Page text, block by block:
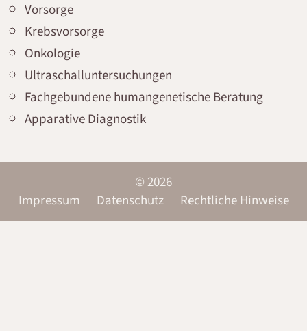
Vorsorge
Krebsvorsorge
Onkologie
Ultraschalluntersuchungen
Fachgebundene humangenetische Beratung
Apparative Diagnostik
© 2026
Impressum
Datenschutz Rechtliche Hinweise